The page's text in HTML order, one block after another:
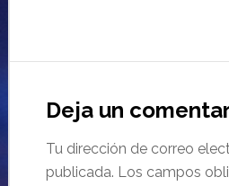
Deja un
Tu dirección de correo
publicada. Los campos